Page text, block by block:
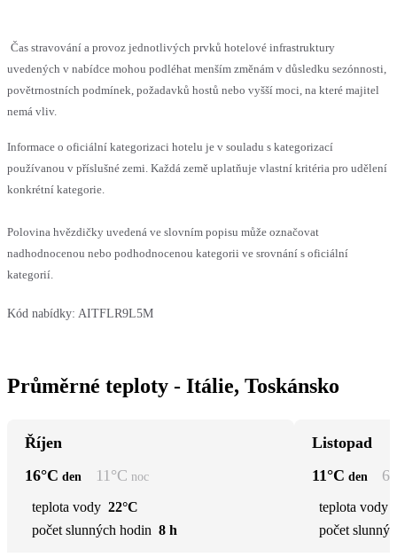
Čas stravování a provoz jednotlivých prvků hotelové infrastruktury
uvedených v nabídce mohou podléhat menším změnám v důsledku sezónnosti,
povětrnostních podmínek, požadavků hostů nebo vyšší moci, na které majitel
nemá vliv.
Informace o oficiální kategorizaci hotelu je v souladu s kategorizací
používanou v příslušné zemi. Každá země uplatňuje vlastní kritéria pro udělení
konkrétní kategorie.
Polovina hvězdičky uvedená ve slovním popisu může označovat
nadhodnocenou nebo podhodnocenou kategorii ve srovnání s oficiální
kategorií.
Kód nabídky: AITFLR9L5M
Průměrné teploty - Itálie, Toskánsko
Říjen
16°C den 11 °C noc
teplota vody 22°C
počet slunných hodin 8 h
Listopad
11°C den 6
teplota vody
počet